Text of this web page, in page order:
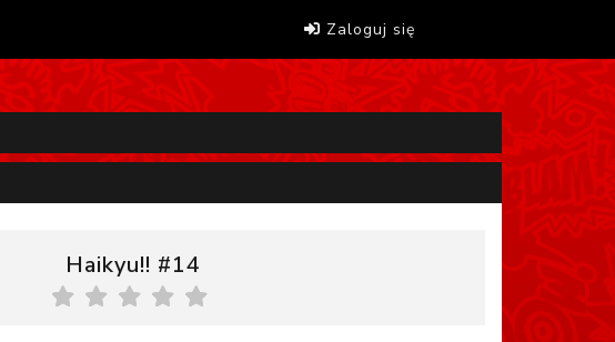
Zaloguj się
Haikyu!! #14